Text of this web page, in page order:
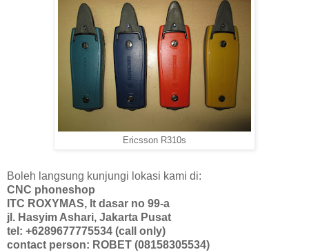
Ericsson R310s
Boleh langsung kunjungi lokasi kami di:
CNC phoneshop
ITC ROXYMAS, lt dasar no 99-a
jl. Hasyim Ashari, Jakarta Pusat
tel: +6289677775534 (call only)
contact person: ROBET (08158305534)